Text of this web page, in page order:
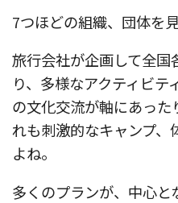
7つほどの組織、団体を
旅行会社が企画して全
り、多様なアクティビテ
の文化交流が軸にあっ
れも刺激的なキャンプ、
よね。
多くのプランが、中心と